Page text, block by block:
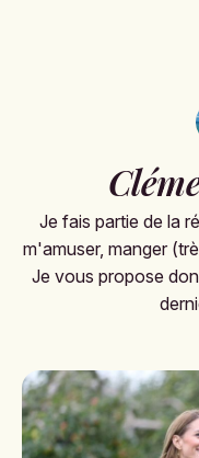
Je fais partie de la
m'amuser, manger
Je vous propose